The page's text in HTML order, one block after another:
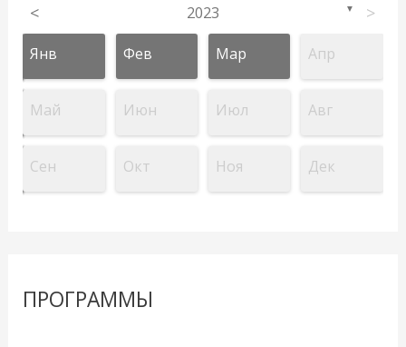
< 2023 ▼ >
Янв Фев Мар Апр
Май Июн Июл Авг
Сен Окт Ноя Дек
ПРОГРАММЫ